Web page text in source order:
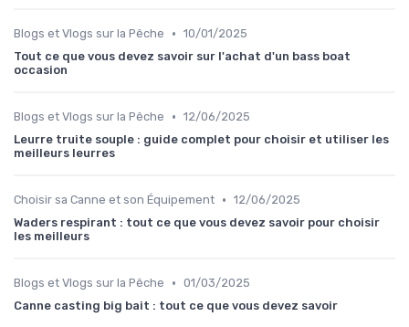
Blogs et Vlogs sur la Pêche • 10/01/2025
Tout ce que vous devez savoir sur l'achat d'un bass boat
occasion
Blogs et Vlogs sur la Pêche • 12/06/2025
Leurre truite souple : guide complet pour choisir et utiliser les
meilleurs leurres
Choisir sa Canne et son Équipement • 12/06/2025
Waders respirant : tout ce que vous devez savoir pour choisir
les meilleurs
Blogs et Vlogs sur la Pêche • 01/03/2025
Canne casting big bait : tout ce que vous devez savoir